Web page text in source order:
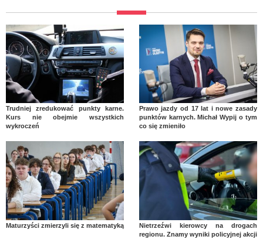
Trudniej zredukować punkty karne.
Kurs nie obejmie wszystkich
wykroczeń
Prawo jazdy od 17 lat i nowe zasady
punktów karnych. Michał Wypij o tym
co się zmieniło
Maturzyści zmierzyli się z matematyką
Nietrzeźwi kierowcy na drogach
regionu. Znamy wyniki policyjnej akcji